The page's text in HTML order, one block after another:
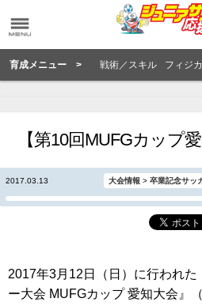
育成メニュー > 戦術／スキル フィジ
【第10回MUFGカップ
2017.03.13 大会情報 > 卒業記念サッ
2017年3月12日（日）に行われた
ー大会 MUFGカップ 愛知大会』